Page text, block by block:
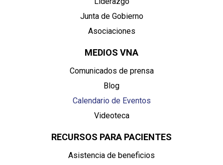
Junta de Gobierno
Asociaciones
MEDIOS VNA
Comunicados de prensa
Blog
Calendario de Eventos
Videoteca
RECURSOS PARA PACIENTES
Asistencia de beneficios